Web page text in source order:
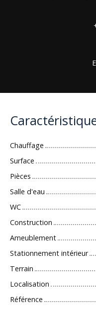
Chauffage
Surface
Pièces
Salle d'eau
WC
Construction
Ameublement
Stationnement intérieur
Terrain
Localisation
Référence